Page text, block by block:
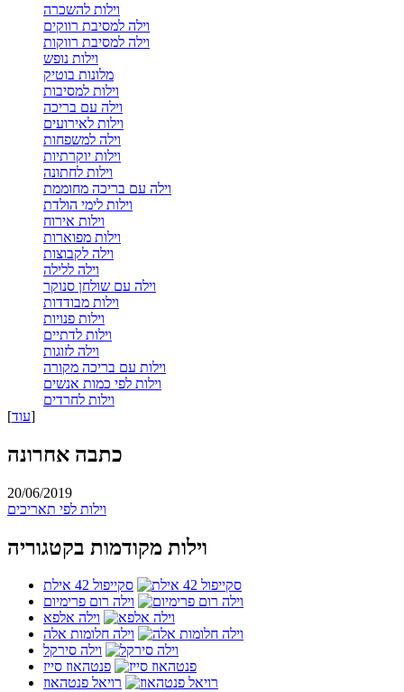
וילות להשכרה
וילה למסיבת רווקים
וילה למסיבת רווקות
וילות נופש
מלונות בוטיק
וילות למסיבות
וילה עם בריכה
וילות לאירועים
וילה למשפחות
וילות יוקרתיות
וילות לחתונה
וילה עם בריכה מחוממת
וילות לימי הולדת
וילות אירוח
וילות מפוארות
וילה לקבוצות
וילה ללילה
וילה עם שולחן סנוקר
וילות מבודדות
וילות פנויות
וילות לדתיים
וילה לזוגות
וילות עם בריכה מקורה
וילות לפי כמות אנשים
וילות לחרדים
[עוד]
כתבה אחרונה
20/06/2019
וילות לפי תאריכים
וילות מקודמות בקטגוריה
סקייפול 42 אילת
וילה רום פרימיום
וילה אלפא
וילה חלומות אלה
וילה סירקל
פנטהאוז סייז
רויאל פנטהאוז